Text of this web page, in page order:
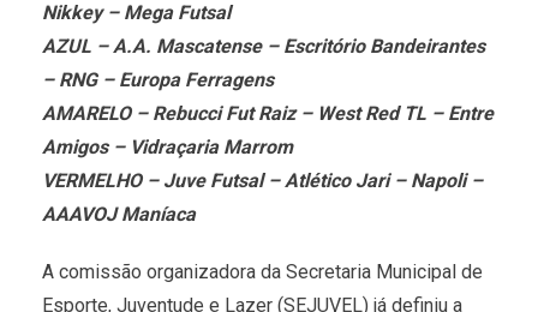
Nikkey – Mega Futsal
AZUL – A.A. Mascatense – Escritório Bandeirantes
– RNG – Europa Ferragens
AMARELO – Rebucci Fut Raiz – West Red TL – Entre
Amigos – Vidraçaria Marrom
VERMELHO – Juve Futsal – Atlético Jari – Napoli –
AAAVOJ Maníaca
A comissão organizadora da Secretaria Municipal de
Esporte, Juventude e Lazer (SEJUVEL) já definiu a